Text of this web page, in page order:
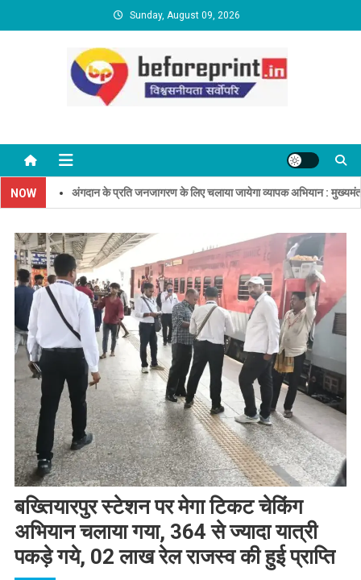
to
Sunday, August 09, 2026
NOW अंगदान के प्रति जनजागरण के लिए चलाया जायेगा व्यापक अभियान : मुख्यमंत्री
बख्तियारपुर स्टेशन पर मेगा टिकट चेकिंग
अभियान चलाया गया, 364 से ज्यादा यात्री
पकड़े गये, 02 लाख रेल राजस्व की हुई प्राप्ति